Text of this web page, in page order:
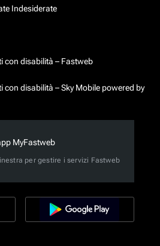
Indesiderate
con disabilità – Fastweb
con disabilità – Sky Mobile powered by
MyFastweb
per gestire i servizi Fastweb